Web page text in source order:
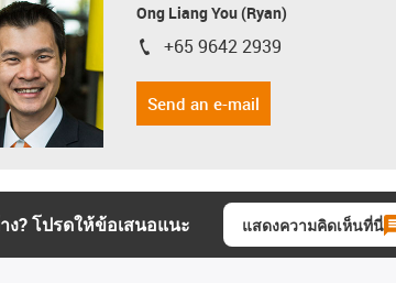
Ong Liang You (Ryan)
igus-icon-phone
+65 9642 2939
Send an e-mail
ง? โปรดให้ข้อเสนอแนะ แสดงความคิดเห็นที่นี่